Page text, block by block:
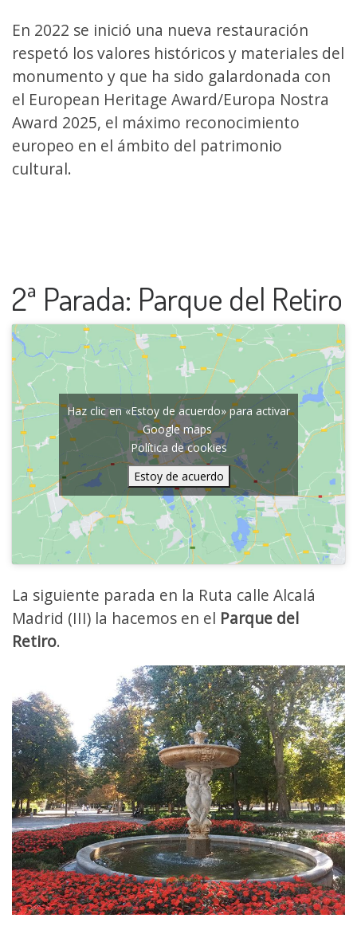
En 2022 se inició una nueva restauración
respetó los valores históricos y materiales del
monumento y que ha sido galardonada con
el European Heritage Award/Europa Nostra
Award 2025, el máximo reconocimiento
europeo en el ámbito del patrimonio
cultural.
2ª Parada: Parque del Retiro
Haz clic en «Estoy de acuerdo» para activar
Google maps
Política de cookies
Estoy de acuerdo
La siguiente parada en la Ruta calle Alcalá
Madrid (III) la hacemos en el Parque del
Retiro.